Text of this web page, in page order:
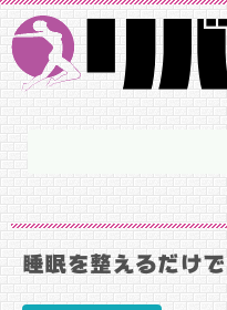
睡眠を整えるだけ